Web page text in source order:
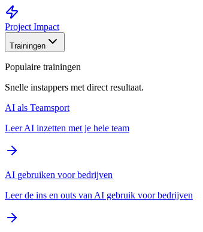
Project Impact
Trainingen
Populaire trainingen
Snelle instappers met direct resultaat.
AI als Teamsport
Leer AI inzetten met je hele team
AI gebruiken voor bedrijven
Leer de ins en outs van AI gebruik voor bedrijven